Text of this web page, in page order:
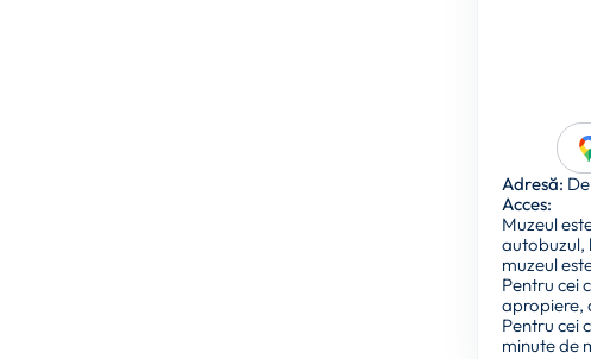
Adresă:
Acces:
Muzeul
autobuzul,
muzeul
Pentru cei
apropiere,
Pentru cei
minute de